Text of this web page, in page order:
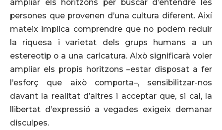
ampliar els horitzons per buscar d’entendre les
persones que provenen d’una cultura diferent. Així
mateix implica comprendre que no podem reduir
la riquesa i varietat dels grups humans a un
estereotip o a una caricatura. Això significarà voler
ampliar els propis horitzons –estar disposat a fer
l’esforç que això comporta–, sensibilitzar-nos
davant la realitat d’altres i acceptar que, si cal, la
llibertat d’expressió a vegades exigeix demanar
disculpes.